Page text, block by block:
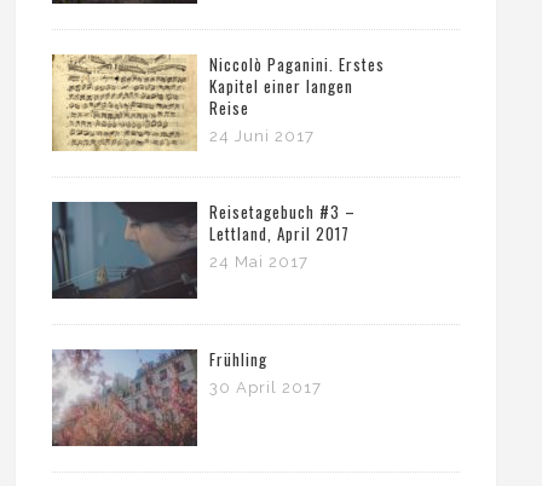
Niccolò Paganini. Erstes
Kapitel einer langen
Reise
24 Juni 2017
Reisetagebuch #3 –
Lettland, April 2017
24 Mai 2017
Frühling
30 April 2017